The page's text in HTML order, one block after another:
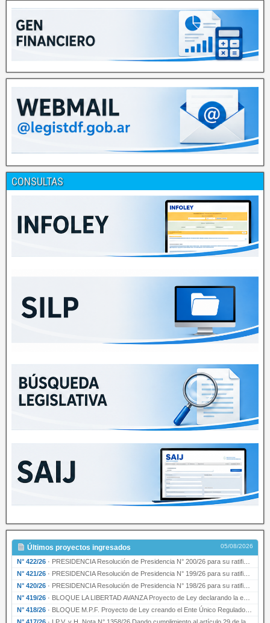
CONSULTAS
Últimos proyectos ingresados 05/08/2026
N° 422/26 · PRESIDENCIA Resolución de Presidencia N° 200/26 para su ratificación.
N° 421/26 · PRESIDENCIA Resolución de Presidencia N° 199/26 para su ratificación.
N° 420/26 · PRESIDENCIA Resolución de Presidencia N° 198/26 para su ratificación.
N° 419/26 · BLOQUE LA LIBERTAD AVANZA Proyecto de Ley declarando la esencialidad del servicio educativ…
N° 418/26 · BLOQUE M.P.F. Proyecto de Ley creando el Ente Único Regulador de servicios públicos de la …